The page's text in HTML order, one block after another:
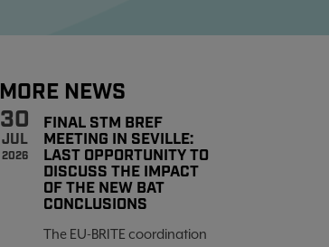
MORE NEWS
30
JUL
2026
FINAL STM BREF
MEETING IN SEVILLE:
LAST OPPORTUNITY TO
DISCUSS THE IMPACT
OF THE NEW BAT
CONCLUSIONS
The EU-BRITE coordination